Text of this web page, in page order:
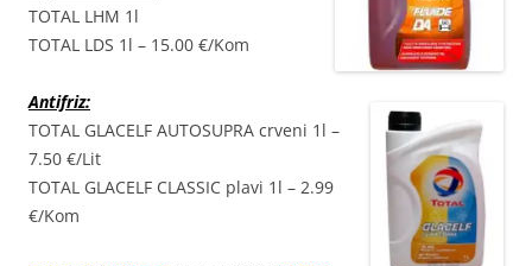
TOTAL LHM 1l
TOTAL LDS 1l – 15.00 €/Kom
Antifriz:
TOTAL GLACELF AUTOSUPRA crveni 1l –
7.50 €/Lit
TOTAL GLACELF CLASSIC plavi 1l – 2.99
€/Kom